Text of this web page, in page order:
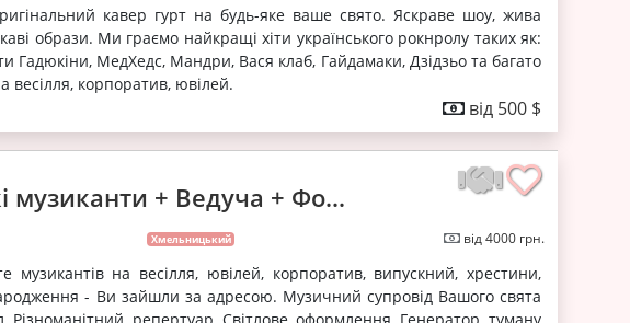
кавер гурт на будь-яке ваше свято. Яскраве шоу, жива
образи. Ми граємо найкращі хіти українського рокнролу таких як:
Гадюкіни, МедХедс, Мандри, Вася клаб, Гайдамаки, Дзідзьо та багато
весілля, корпоратив, ювілей.
від 500 $
музиканти + Ведуча + Фо...
Хмельницький від 4000 грн.
музикантів на весілля, ювілей, корпоратив, випускний, хрестини,
- Ви зайшли за адресою. Музичний супровід Вашого свята